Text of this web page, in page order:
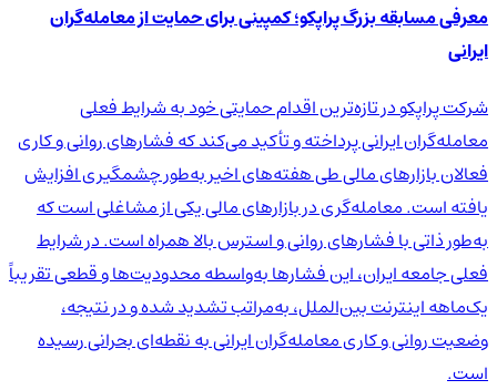
معرفی مسابقه بزرگ پراپکو؛ کمپینی برای حمایت از معامله‌گران
ایرانی
شرکت پراپکو در تازه‌ترین اقدام حمایتی خود به شرایط فعلی
معامله‌گران ایرانی پرداخته و تأکید می‌کند که فشارهای روانی و کاری
فعالان بازارهای مالی طی هفته‌های اخیر به‌طور چشمگیری افزایش
یافته است. معامله‌گری در بازارهای مالی یکی از مشاغلی است که
به‌طور ذاتی با فشارهای روانی و استرس بالا همراه است. در شرایط
فعلی جامعه ایران، این فشارها به‌واسطه محدودیت‌ها و قطعی تقریباً
یک‌ماهه اینترنت بین‌الملل، به‌مراتب تشدید شده و در نتیجه،
وضعیت روانی و کاری معامله‌گران ایرانی به نقطه‌ای بحرانی رسیده
است.